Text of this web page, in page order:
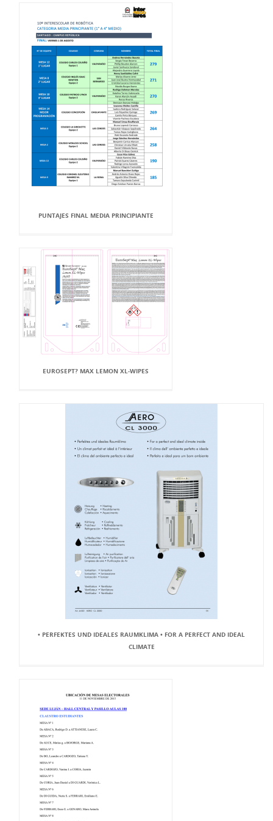
PUNTAJES FINAL MEDIA PRINCIPIANTE
EUROSEPT? MAX LEMON XL-WIPES
• PERFEKTES UND IDEALES RAUMKLIMA • FOR A PERFECT AND IDEAL
CLIMATE